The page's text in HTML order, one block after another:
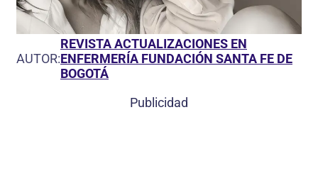
AUTOR:
REVISTA ACTUALIZACIONES EN
ENFERMERÍA FUNDACIÓN SANTA FE DE
BOGOTÁ
Publicidad